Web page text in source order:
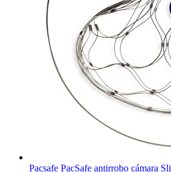
Pacsafe PacSafe antirrobo cámara